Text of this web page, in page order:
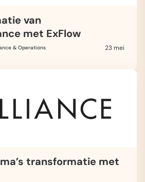
van
met ExFlow
& Operations 23 mei
transformatie met